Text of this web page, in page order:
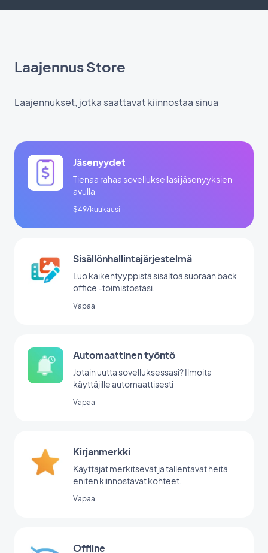
Laajennus Store
Laajennukset, jotka saattavat kiinnostaa sinua
Jäsenyydet
Tienaa rahaa sovelluksellasi jäsenyyksien
avulla
$49/kuukausi
Sisällönhallintajärjestelmä
Luo kaikentyyppistä sisältöä suoraan back
office -toimistostasi.
Vapaa
Automaattinen työntö
Jotain uutta sovelluksessasi? Ilmoita
käyttäjille automaattisesti
Vapaa
Kirjanmerkki
Käyttäjät merkitsevät ja tallentavat heitä
eniten kiinnostavat kohteet.
Vapaa
Offline